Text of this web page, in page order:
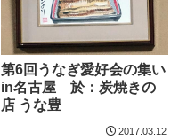
第6回うなぎ愛好会の集い
in名古屋 於：炭焼きの
店 うな豊
2017.03.12